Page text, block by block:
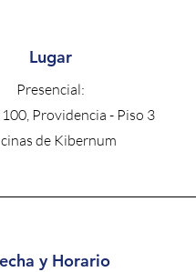
Lugar
Presencial:
Providencia - Piso 3
de Kibernum
y Horario